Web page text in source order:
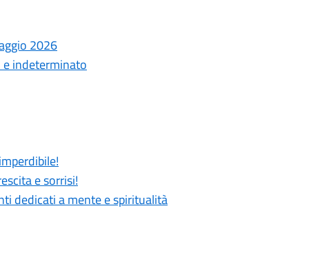
2026
e indeterminato
e sorrisi!
dedicati a mente e spiritualità